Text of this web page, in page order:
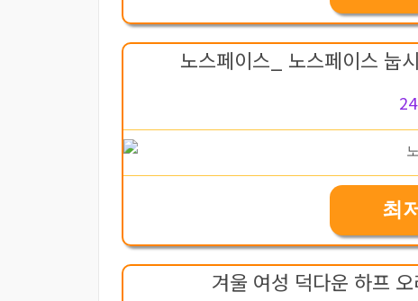
노스페이스_ 노스페이스 눕
최
겨울 여성 덕다운 하프